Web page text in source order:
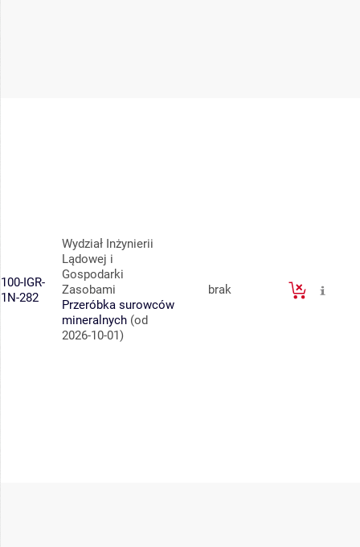
100-IGR-
1N-282
Wydział Inżynierii
Lądowej i
Gospodarki
Zasobami
Przeróbka surowców
mineralnych (od
2026-10-01)
brak